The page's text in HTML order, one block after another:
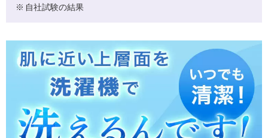
自社試験の結果